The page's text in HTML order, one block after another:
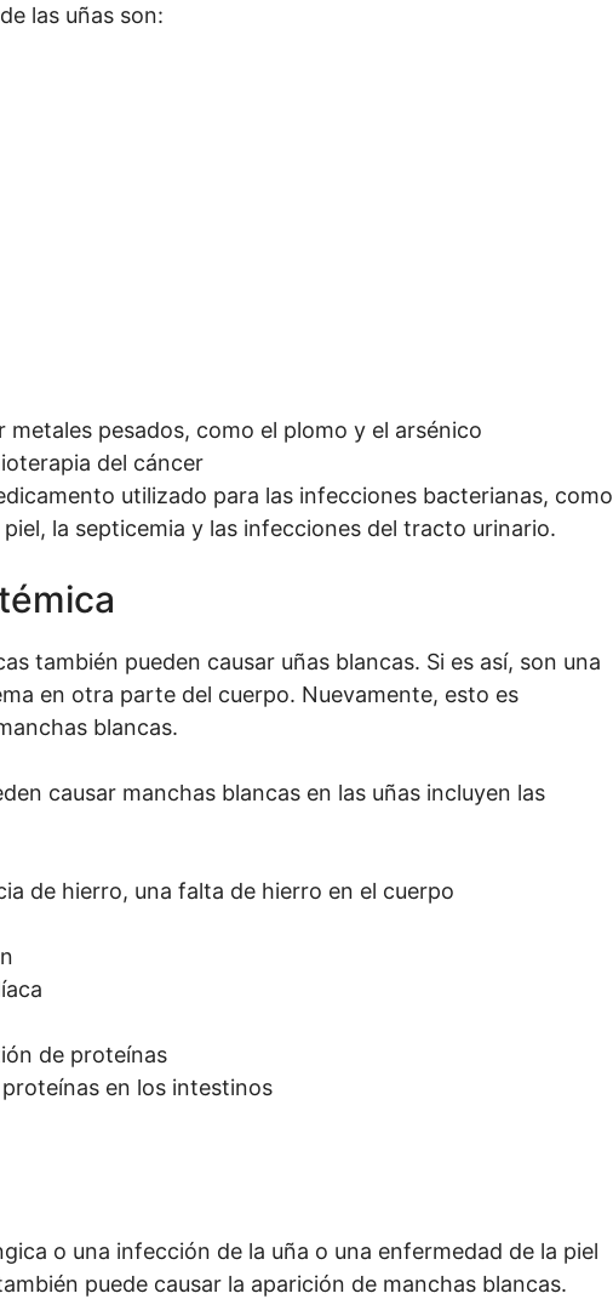
las uñas son:
metales pesados, como el plomo y el arsénico
del cáncer
utilizado para las infecciones bacterianas, como
la septicemia y las infecciones del tracto urinario.
también pueden causar uñas blancas. Si es así, son una
en otra parte del cuerpo. Nuevamente, esto es
blancas.
causar manchas blancas en las uñas incluyen las
de hierro, una falta de hierro en el cuerpo
de proteínas
en los intestinos
o una infección de la uña o una enfermedad de la piel
puede causar la aparición de manchas blancas.